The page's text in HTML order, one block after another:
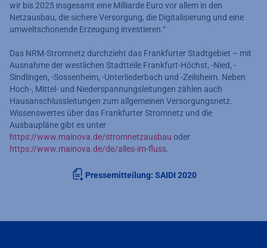
wir bis 2025 insgesamt eine Milliarde Euro vor allem in den
Netzausbau, die sichere Versorgung, die Digitalisierung und eine
umweltschonende Erzeugung investieren.“
Das NRM-Stromnetz durchzieht das Frankfurter Stadtgebiet – mit
Ausnahme der westlichen Stadtteile Frankfurt-Höchst, -Nied, -
Sindlingen, -Sossenheim, -Unterliederbach und -Zeilsheim. Neben
Hoch-, Mittel- und Niederspannungsleitungen zählen auch
Hausanschlussleitungen zum allgemeinen Versorgungsnetz.
Wissenswertes über das Frankfurter Stromnetz und die
Ausbaupläne gibt es unter
https://www.mainova.de/stromnetzausbau oder
https://www.mainova.de/de/alles-im-fluss.
Pressemitteilung: SAIDI 2020